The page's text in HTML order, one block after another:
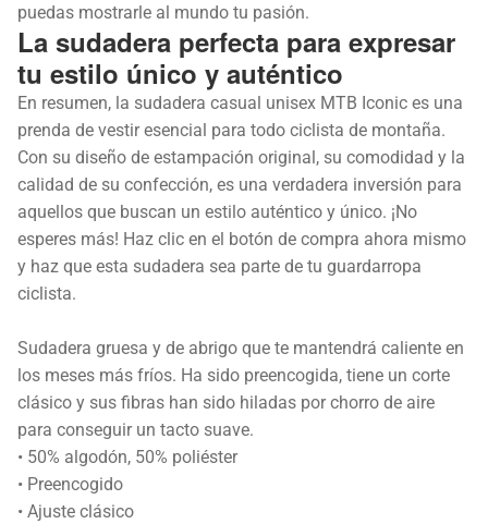
puedas mostrarle al mundo tu pasión.
La sudadera perfecta para expresar
tu estilo único y auténtico
En resumen, la sudadera casual unisex MTB Iconic es una
prenda de vestir esencial para todo ciclista de montaña.
Con su diseño de estampación original, su comodidad y la
calidad de su confección, es una verdadera inversión para
aquellos que buscan un estilo auténtico y único. ¡No
esperes más! Haz clic en el botón de compra ahora mismo
y haz que esta sudadera sea parte de tu guardarropa
ciclista.
Sudadera gruesa y de abrigo que te mantendrá caliente en
los meses más fríos. Ha sido preencogida, tiene un corte
clásico y sus fibras han sido hiladas por chorro de aire
para conseguir un tacto suave.
• 50% algodón, 50% poliéster
• Preencogido
• Ajuste clásico